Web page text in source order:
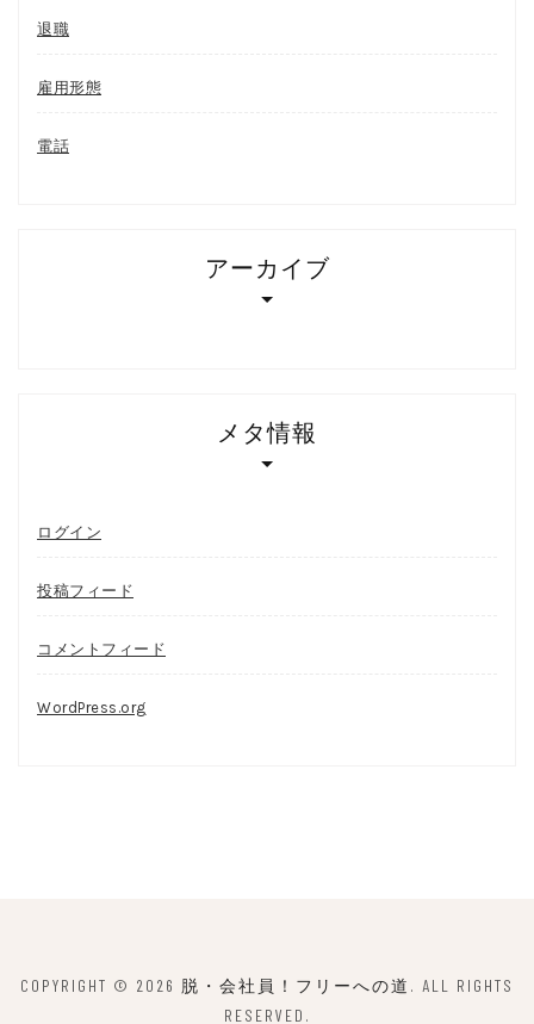
退職
雇用形態
電話
アーカイブ
メタ情報
ログイン
投稿フィード
コメントフィード
WordPress.org
COPYRIGHT © 2026 脱・会社員！フリーへの道 . ALL RIGHTS
RESERVED.